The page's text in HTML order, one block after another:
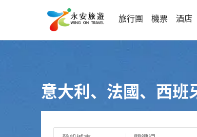
旅行團 機票 酒店
意大利、法國、西班